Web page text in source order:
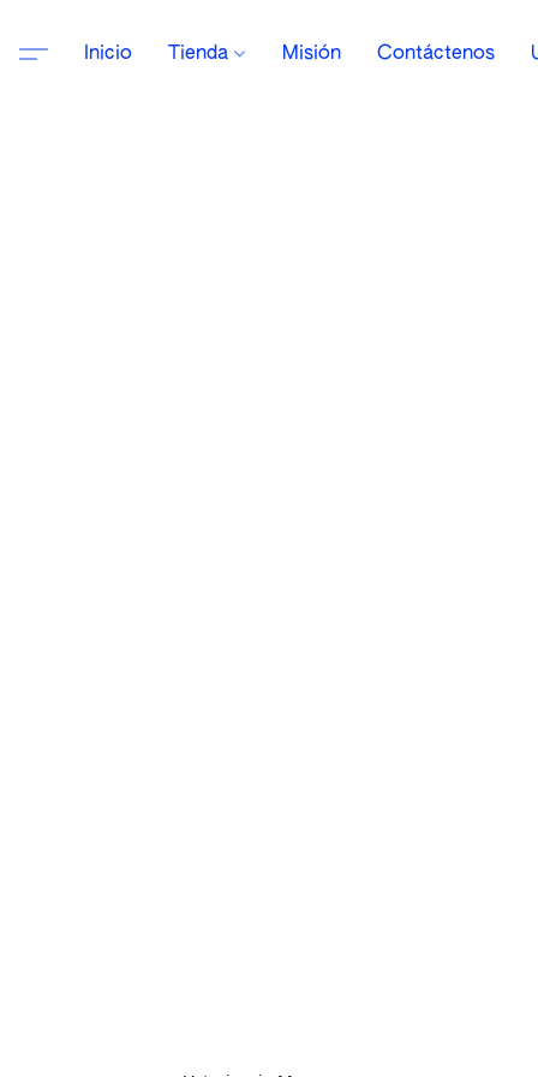
Inicio Tienda Misión Contáctenos